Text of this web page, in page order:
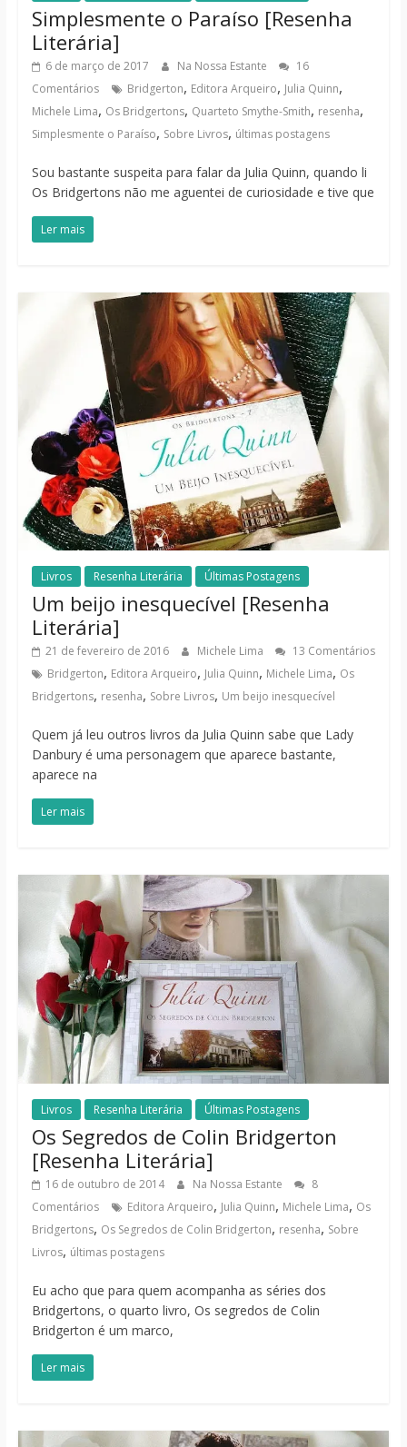
Simplesmente o Paraíso [Resenha
Literária]
6 de março de 2017 Na Nossa Estante
16
Comentários
Bridgerton, Editora Arqueiro, Julia Quinn,
Michele Lima, Os Bridgertons, Quarteto Smythe-Smith, resenha,
Simplesmente o Paraíso, Sobre Livros, últimas postagens
Sou bastante suspeita para falar da Julia Quinn, quando li
Os Bridgertons não me aguentei de curiosidade e tive que
Ler mais
Livros Resenha Literária Últimas Postagens
Um beijo inesquecível [Resenha
Literária]
21 de fevereiro de 2016 Michele Lima
13 Comentários
Bridgerton, Editora Arqueiro, Julia Quinn, Michele Lima, Os
Bridgertons, resenha, Sobre Livros, Um beijo inesquecível
Quem já leu outros livros da Julia Quinn sabe que Lady
Danbury é uma personagem que aparece bastante,
aparece na
Ler mais
Livros Resenha Literária Últimas Postagens
Os Segredos de Colin Bridgerton
[Resenha Literária]
16 de outubro de 2014 Na Nossa Estante
8
Comentários
Editora Arqueiro, Julia Quinn, Michele Lima, Os
Bridgertons, Os Segredos de Colin Bridgerton, resenha, Sobre
Livros, últimas postagens
Eu acho que para quem acompanha as séries dos
Bridgertons, o quarto livro, Os segredos de Colin
Bridgerton é um marco,
Ler mais